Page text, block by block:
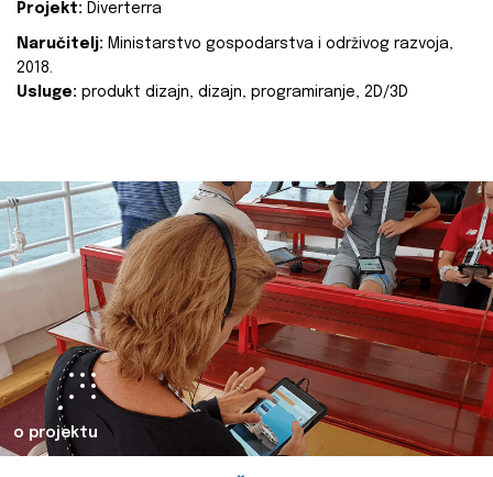
Projekt: Diverterra
Naručitelj: Ministarstvo gospodarstva i održivog razvoja,
2018.
Usluge: produkt dizajn, dizajn, programiranje, 2D/3D
o projektu